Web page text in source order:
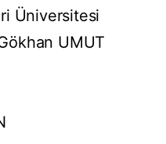
Üniversitesi
UMUT